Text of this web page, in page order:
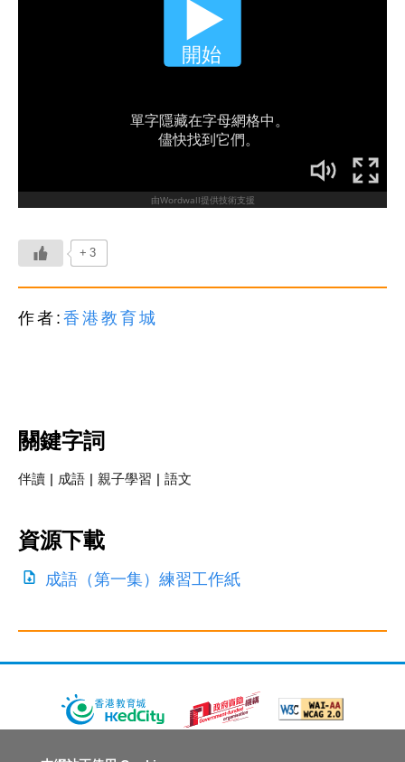
+3
作者: 香港教育城
關鍵字詞
伴讀 | 成語 | 親子學習 | 語文
資源下載
成語（第一集）練習工作紙